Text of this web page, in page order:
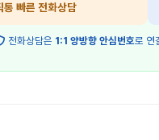
통 빠른 전화상담
전화상담은 1:1 양방향 안심번호로 연